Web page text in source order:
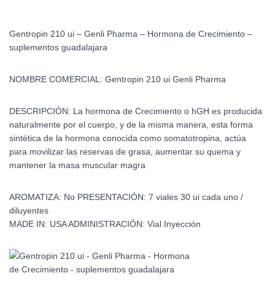
Gentropin 210 ui – Genli Pharma – Hormona de Crecimiento –
suplementos guadalajara
NOMBRE COMERCIAL: Gentropin 210 ui Genli Pharma
DESCRIPCIÓN: La hormona de Crecimiento o hGH es producida
naturalmente por el cuerpo, y de la misma manera, esta forma
sintética de la hormona conocida como somatotropina, actúa
para movilizar las reservas de grasa, aumentar su quema y
mantener la masa muscular magra
AROMATIZA: No PRESENTACIÓN: 7 viales 30 ui cada uno /
diluyentes
MADE IN: USAADMINISTRACIÓN: Vial Inyección